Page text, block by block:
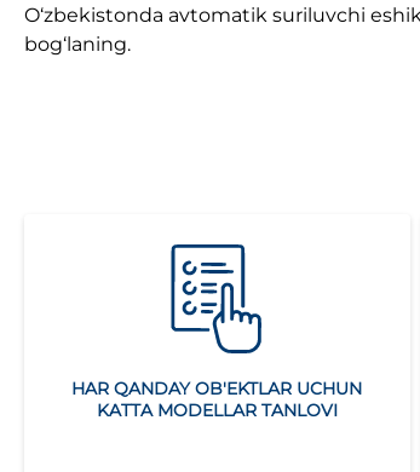
O‘zbekistonda avtomatik suriluvchi
bog‘laning.
HAR QANDAY OB'EKTLAR UCHUN
KATTA MODELLAR TANLOVI